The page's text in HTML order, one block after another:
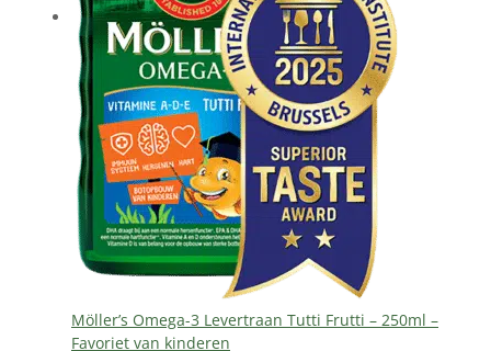
Möller’s Omega-3 Levertraan Tutti Frutti – 250ml –
Favoriet van kinderen